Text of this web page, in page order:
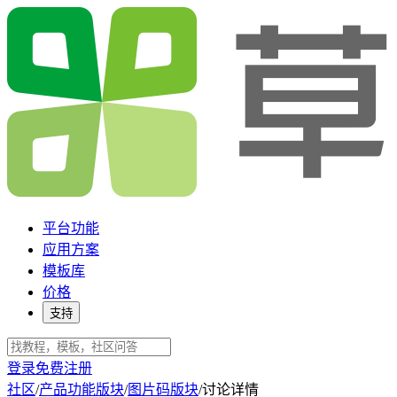
平台功能
应用方案
模板库
价格
支持
登录免费注册
社区/产品功能版块/图片码版块/讨论详情